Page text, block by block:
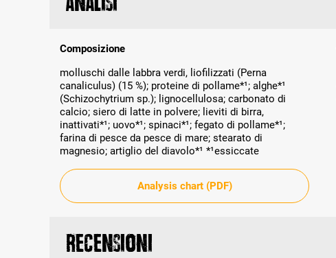
Composizione
molluschi dalle labbra verdi, liofilizzati (Perna
canaliculus) (15 %); proteine di pollame*¹; alghe*¹
(Schizochytrium sp.); lignocellulosa; carbonato di
calcio; siero di latte in polvere; lieviti di birra,
inattivati*¹; uovo*¹; spinaci*¹; fegato di pollame*¹;
farina di pesce da pesce di mare; stearato di
magnesio; artiglio del diavolo*¹ *¹essiccate
Analysis chart (PDF)
Recensioni